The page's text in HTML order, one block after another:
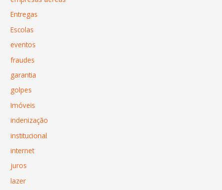
Entregas
Escolas
eventos
fraudes
garantia
golpes
Imóveis
indenização
institucional
internet
juros
lazer